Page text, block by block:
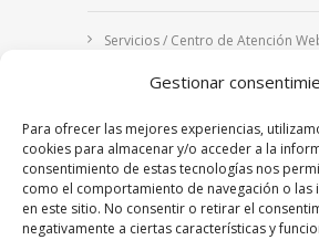
Gestionar
Para ofrecer las mejores experiencias,
cookies para almacenar y/o acceder a la
consentimiento de estas tecnologías nos
como el comportamiento de navegación o las
en este sitio. No consentir o retirar el
negativamente a ciertas características y
Servicios / Centro de Atención
Correo Institucional
Notificaciones judiciales